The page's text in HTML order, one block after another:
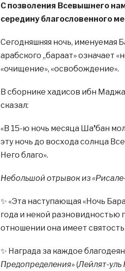
С позволения Всевышнего
середину благословенного
Сегодняшняя ночь, именуемая
арабского ,,бараат» означает
«очищение», «освобождение».
В сборнике хадисов ибн
сказал:
«В 15-ю ночь месяца Ша’бан
эту ночь до восхода солнца
Него благо».
Небольшой отрывок из
✨ «Эта наступающая «Ночь
года и некой разновидностью
отношении она имеет
✨ Награда за каждое
Предопределения» (Лейлят-уль